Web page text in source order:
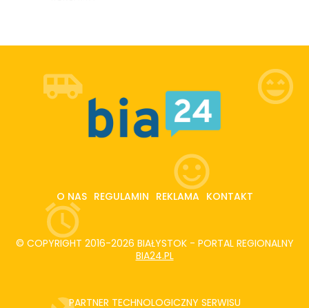
O NAS REGULAMIN REKLAMA KONTAKT
© COPYRIGHT 2016-2026 BIAŁYSTOK - PORTAL REGIONALNY
BIA24.PL
PARTNER TECHNOLOGICZNY SERWISU